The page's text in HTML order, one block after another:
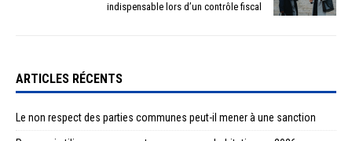
indispensable lors d’un contrôle fiscal
ARTICLES RÉCENTS
Le non respect des parties communes peut-il mener à une sanction